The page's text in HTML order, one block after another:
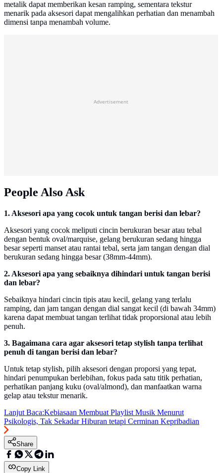
metalik dapat memberikan kesan ramping, sementara tekstur
menarik pada aksesori dapat mengalihkan perhatian dan menambah
dimensi tanpa menambah volume.
Advertisement
People Also Ask
1. Aksesori apa yang cocok untuk tangan berisi dan lebar?
Aksesori yang cocok meliputi cincin berukuran besar atau tebal
dengan bentuk oval/marquise, gelang berukuran sedang hingga
besar seperti manset atau rantai tebal, serta jam tangan dengan dial
berukuran sedang hingga besar (38mm-44mm).
2. Aksesori apa yang sebaiknya dihindari untuk tangan berisi
dan lebar?
Sebaiknya hindari cincin tipis atau kecil, gelang yang terlalu
ramping, dan jam tangan dengan dial sangat kecil (di bawah 34mm)
karena dapat membuat tangan terlihat tidak proporsional atau lebih
penuh.
3. Bagaimana cara agar aksesori tetap stylish tanpa terlihat
penuh di tangan berisi dan lebar?
Untuk tetap stylish, pilih aksesori dengan proporsi yang tepat,
hindari penumpukan berlebihan, fokus pada satu titik perhatian,
perhatikan panjang kuku (oval/almond), dan manfaatkan warna
gelap atau tekstur menarik.
Lanjut Baca:Kebiasaan Membuat Playlist Musik Menurut
Psikologis, Tak Sekadar Hiburan tetapi Cerminan Kepribadian
Share
Copy Link